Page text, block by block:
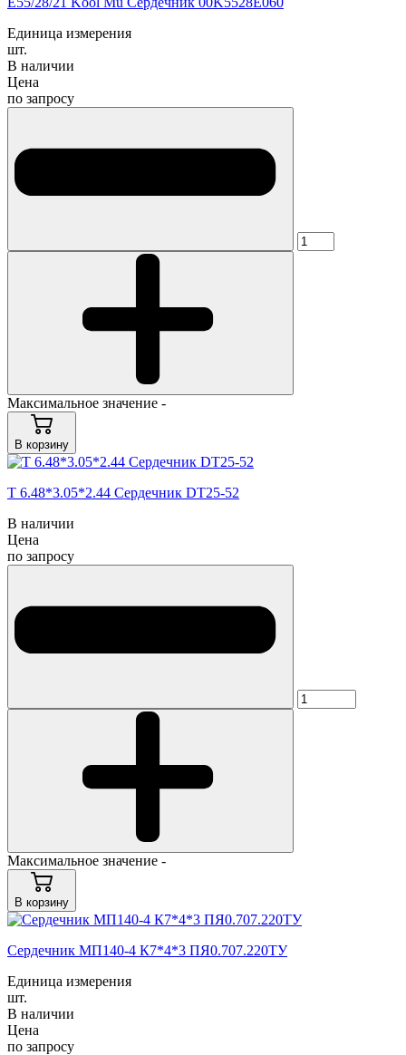
Единица измерения
шт.
В наличии
Цена
по запросу
Максимальное значение -
В корзину
T 6.48*3.05*2.44 Сердечник DT25-52
В наличии
Цена
по запросу
Максимальное значение -
В корзину
Cердечник МП140-4 К7*4*3 ПЯ0.707.220ТУ
Единица измерения
шт.
В наличии
Цена
по запросу